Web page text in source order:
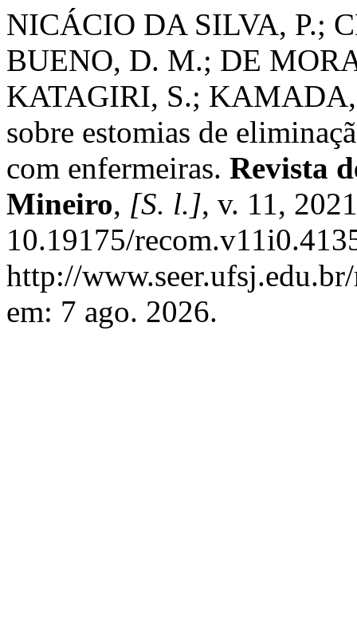
NICÁCIO DA SILVA, P.;
BUENO, D. M.; DE
KATAGIRI, S.; KAMADA,
sobre estomias de
com enfermeiras. Revista
Mineiro, [S. l.], v. 11,
10.19175/
http://
em: 7 ago. 2026.